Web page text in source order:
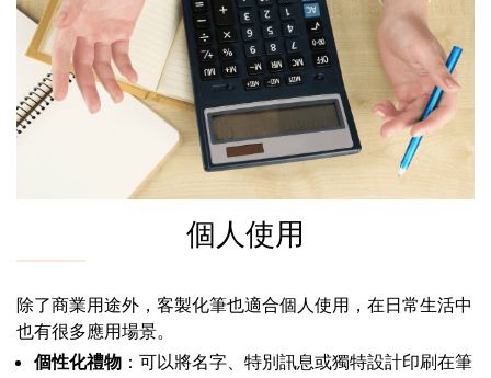
個人使用
除了商業用途外，客製化筆也適合個人使用，在日常生活中
也有很多應用場景。
個性化禮物 ：可以將名字、特別訊息或獨特設計印刷在筆